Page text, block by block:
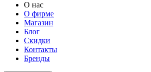
О нас
О фирме
Магазин
Блог
Скидки
Контакты
Бренды